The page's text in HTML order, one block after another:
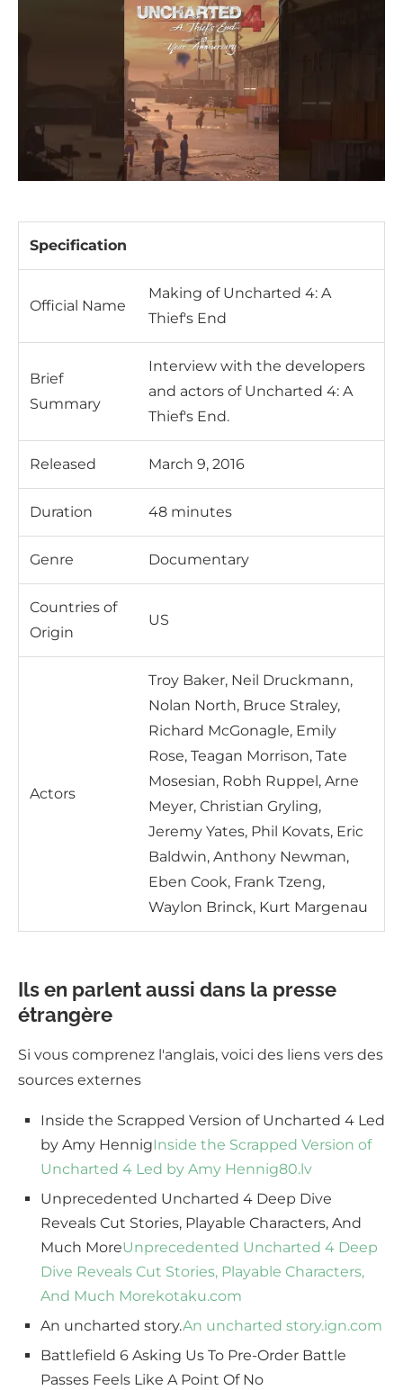
Specification
Official Name
Making of Uncharted 4: A
Thief's End
Brief
Summary
Interview with the developers
and actors of Uncharted 4: A
Thief's End.
Released March 9, 2016
Duration 48 minutes
Genre Documentary
Countries of
Origin
US
Actors
Troy Baker, Neil Druckmann,
Nolan North, Bruce Straley,
Richard McGonagle, Emily
Rose, Teagan Morrison, Tate
Mosesian, Robh Ruppel, Arne
Meyer, Christian Gryling,
Jeremy Yates, Phil Kovats, Eric
Baldwin, Anthony Newman,
Eben Cook, Frank Tzeng,
Waylon Brinck, Kurt Margenau
Ils en parlent aussi dans la presse
étrangère
Si vous comprenez l'anglais, voici des liens vers des
sources externes
Inside the Scrapped Version of Uncharted 4 Led
by Amy HennigInside the Scrapped Version of
Uncharted 4 Led by Amy Hennig80.lv
Unprecedented Uncharted 4 Deep Dive
Reveals Cut Stories, Playable Characters, And
Much MoreUnprecedented Uncharted 4 Deep
Dive Reveals Cut Stories, Playable Characters,
And Much Morekotaku.com
An uncharted story.An uncharted story.ign.com
Battlefield 6 Asking Us To Pre-Order Battle
Passes Feels Like A Point Of No